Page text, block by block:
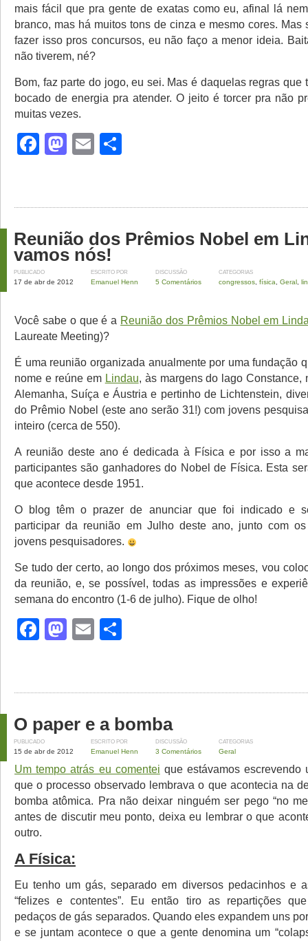
mais fácil que pra gente de exatas como eu, afinal lá
branco, mas há muitos tons de cinza e mesmo cores. Mas
fazer isso pros concursos, eu não faço a menor ideia.
não tiverem, né?
Bom, faz parte do jogo, eu sei. Mas é daquelas regras que
bocado de energia pra atender. O jeito é torcer pra não
muitas vezes.
Facebook
Mastodon
Email
Reunião dos Prêmios Nobel em
vamos nós!
PUBLICADO
17 de abr de 2012
ESCRITO POR
Emanuel Henn
DISCUSSÃO
5 Comentários
CATEGORIAS
congressos, física, Geral ,
Você sabe o que é a Reunião dos Prêmios Nobel em
Laureate Meeting)?
É uma reunião organizada anualmente por uma fundação
nome e reúne em Lindau, às margens do lago Constance,
Alemanha, Suíça e Áustria e pertinho de Lichtenstein,
do Prêmio Nobel (este ano serão 31!) com jovens
inteiro (cerca de 550).
A reunião deste ano é dedicada à Física e por isso a
participantes são ganhadores do Nobel de Física. Esta
que acontece desde 1951.
O blog têm o prazer de anunciar que foi indicado e
participar da reunião em Julho deste ano, junto com
jovens pesquisadores.
Se tudo der certo, ao longo dos próximos meses, vou
da reunião, e, se possível, todas as impressões e
semana do encontro (1-6 de julho). Fique de olho!
Facebook
Mastodon
Email
O paper e a bomba
PUBLICADO
15 de abr de 2012
ESCRITO POR
Emanuel Henn
DISCUSSÃO
3 Comentários
CATEGORIAS
Geral
Um tempo atrás eu comentei que estávamos escrevendo
que o processo observado lembrava o que acontecia na
bomba atômica. Pra não deixar ninguém ser pego “no
antes de discutir meu ponto, deixa eu lembrar o que
outro.
A Física:
Eu tenho um gás, separado em diversos pedacinhos e
“felizes e contentes”. Eu então tiro as repartições
pedaços de gás separados. Quando eles expandem uns
e se juntam acontece o que a gente denomina um